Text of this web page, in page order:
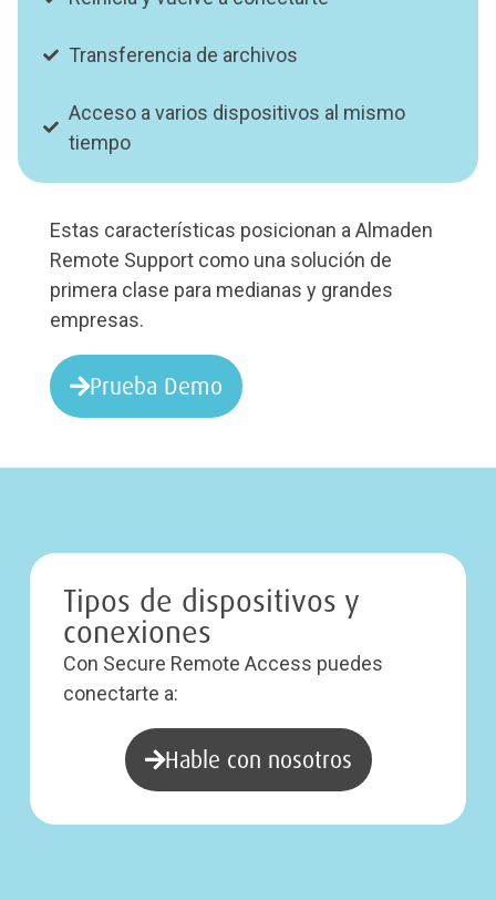
Transferencia de archivos
Acceso a varios dispositivos al mismo
tiempo
Estas características posicionan a Almaden
Remote Support como una solución de
primera clase para medianas y grandes
empresas.
Prueba Demo
Tipos de dispositivos y
conexiones
Con Secure Remote Access puedes
conectarte a:
Hable con nosotros